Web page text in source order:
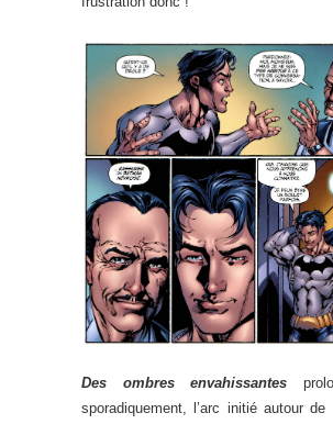
Des ombres envahissantes
sporadiquement, l’arc initié autour